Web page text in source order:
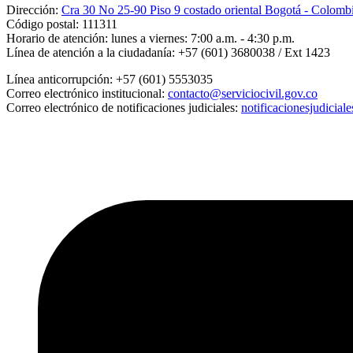
Dirección: Cra 30 No 25-90 Piso 9 costado oriental Bogotá -
Código postal: 111311
Horario de atención: lunes a viernes: 7:00 a.m. - 4:30 p.m.
Línea de atención a la ciudadanía: +57 (601) 3680038 / Ext 1423
Línea anticorrupción: +57 (601) 5553035
Correo electrónico institucional: contacto@serviciocivil.gov.co
Correo electrónico de notificaciones judiciales: